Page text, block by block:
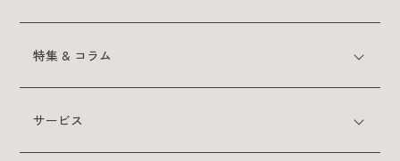
サービス
あしたの美肌 | 美容情報を発信・キレイをサポートするWebメデ
ィア
特集 & コラム
サービス